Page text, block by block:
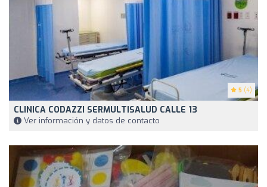
5 (4)
CLINICA CODAZZI SERMULTISALUD CALLE 13
Ver información y datos de contacto